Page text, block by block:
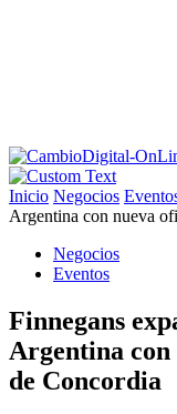
Inicio Negocios
Argentina con nueva
Negocios
Eventos
Finnegans
Argentina con
de Concordia